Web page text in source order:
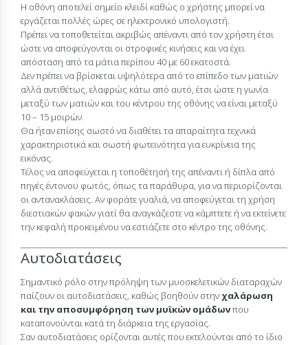
Η οθόνη αποτελεί σημείο κλειδί καθώς ο χρήστης μπορεί να
εργάζεται πολλές ώρες σε ηλεκτρονικό υπολογιστή.
Πρέπει να τοποθετείται ακριβώς απέναντι από τον χρήστη έτσι
ώστε να αποφεύγονται οι στροφικές κινήσεις και να έχει
απόσταση από τα μάτια περίπου 40 με 60 εκατοστά.
Δεν πρέπει να βρίσκεται υψηλότερα από το επίπεδο των ματιών
αλλά αντιθέτως, ελαφρώς κάτω από αυτό, έτσι ώστε η γωνία
μεταξύ των ματιών και του κέντρου της οθόνης να είναι μεταξύ
10 – 15 μοιρών.
Θα ήταν επίσης σωστό να διαθέτει τα απαραίτητα τεχνικά
χαρακτηριστικά και σωστή φωτεινότητα για ευκρίνεια της
εικόνας.
Τέλος να αποφεύγεται η τοποθέτησή της απέναντι ή δίπλα από
πηγές έντονου φωτός, όπως τα παράθυρα, για να περιορίζονται
οι αντανακλάσεις. Αν φοράτε γυαλιά, να αποφεύγεται τη χρήση
διεστιακών φακών γιατί θα αναγκάζεστε να κάμπτετε ή να εκτείνετε
την κεφαλή προκειμένου να εστιάζετε στο κέντρο της οθόνης.
Αυτοδιατάσεις
Σημαντικό ρόλο στην πρόληψη των μυοσκελετικών διαταραχών
παίζουν οι αυτοδιατάσεις, καθώς βοηθούν στην χαλάρωση
και την αποσυμφόρηση των μυϊκών ομάδωνπου
καταπονούνται κατά τη διάρκεια της εργασίας.
Σαν αυτοδιατάσεις ορίζονται αυτές που εκτελούνται από το ίδιο